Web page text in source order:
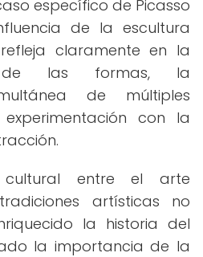
específico de Picasso
de la escultura
claramente en la
de las formas, la
de múltiples
con la
cultural entre el arte
artísticas no
la historia del
la importancia de la